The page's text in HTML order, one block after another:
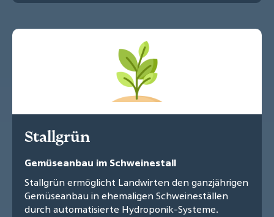
Stallgrün
Gemüseanbau im Schweinestall
Stallgrün ermöglicht Landwirten den ganzjährigen
Gemüseanbau in ehemaligen Schweineställen
durch automatisierte Hydroponik-Systeme.